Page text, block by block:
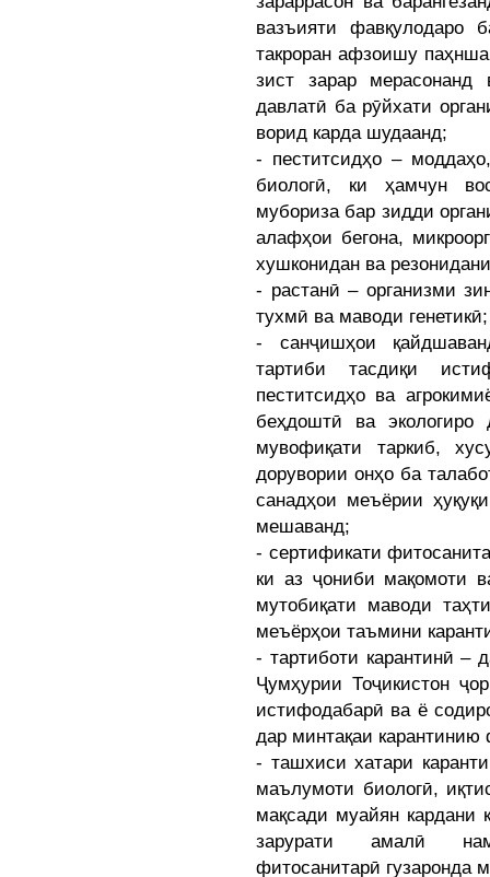
вазъияти фавқулодаро
такроран афзоишу
зист зарар мерасонанд
давлатӣ ба рӯйхати
ворид карда шудаанд;
- пеститсидҳо –
биологӣ, ки ҳамчун
мубориза бар зидди
алафҳои бегона,
хушконидан ва
- растанӣ – организми
тухмӣ ва маводи генетикӣ;
- санҷишҳои
тартиби тасдиқи
пеститсидҳо ва
беҳдоштӣ ва
мувофиқати таркиб,
дорувории онҳо ба
санадҳои меъёрии
мешаванд;
- сертификати
ки аз ҷониби мақомоти
мутобиқати маводи
меъёрҳои таъмини
- тартиботи карантинӣ –
Ҷумҳурии Тоҷикистон
истифодабарӣ ва ё
дар минтақаи карантинию
- ташхиси хатари
маълумоти биологӣ,
мақсади муайян кардани
зарурати амалӣ
фитосанитарӣ гузаронда